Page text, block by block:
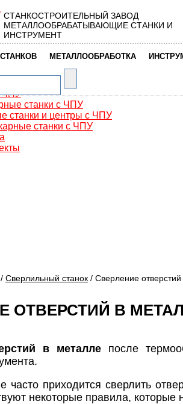
центры
станки
манипуляторы
с ЧПУ
ЧПУ
станки с ЧПУ
станки и центры с ЧПУ
станки с ЧПУ
СТАНКОСТРОИТЕЛЬНЫЙ ЗАВОД
МЕТАЛЛООБРАБАТЫВАЮЩИЕ СТАНКИ И
ИНСТРУМЕНТ
МЕТАЛЛООБРАБОТКА
/ Сверлильный станок / Сверление
ОТВЕРСТИЙ В
в металле после
часто приходится сверлить
некоторые правила, которые